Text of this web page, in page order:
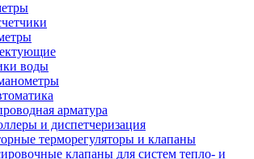
воды
арматура
и диспетчеризация
терморегуляторы и клапаны
клапаны для систем тепло- и